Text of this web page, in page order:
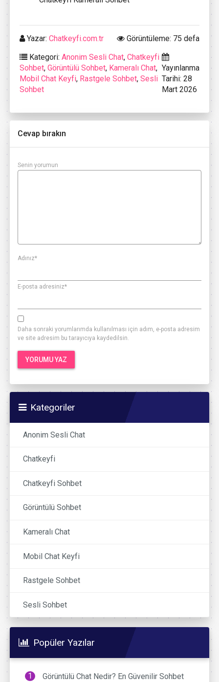
Yazar: Chatkeyfi.com.tr
Görüntüleme: 75 defa
Kategori: Anonim Sesli Chat, Chatkeyfi
Sohbet, Görüntülü Sohbet, Kameralı Chat,
Mobil Chat Keyfi, Rastgele Sohbet, Sesli
Sohbet
Yayınlanma
Tarihi: 28
Mart 2026
Cevap bırakın
Senin yorumun
Adınız*
E-posta adresiniz*
Daha sonraki yorumlarımda kullanılması için adım, e-posta adresim
ve site adresim bu tarayıcıya kaydedilsin.
Kategoriler
Anonim Sesli Chat
Chatkeyfi
Chatkeyfi Sohbet
Görüntülü Sohbet
Kameralı Chat
Mobil Chat Keyfi
Rastgele Sohbet
Sesli Sohbet
Popüler Yazılar
Görüntülü Chat Nedir? En Güvenilir Sohbet